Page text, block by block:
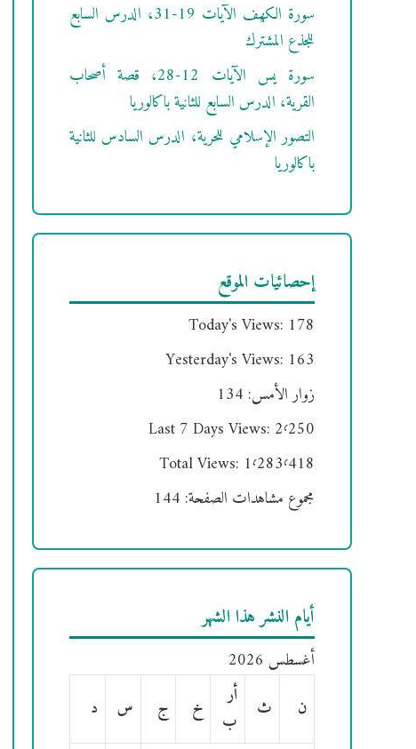
سورة الكهف الآيات 19-31، الدرس السابع
للجذع المشترك
سورة يس الآيات 12-28، قصة أصحاب
القرية، الدرس السابع للثانية باكالوريا
التصور الإسلامي للحرية، الدرس السادس للثانية
باكالوريا
إحصائيات الموقع
Today's Views: 178
Yesterday's Views: 163
زوار الأمس: 134
Last 7 Days Views: 2٬250
Total Views: 1٬283٬418
مجموع مشاهدات الصفحة: 144
أيام النشر هذا الشهر
أغسطس 2026
ن
ث
أر
ب
خ ج س
د